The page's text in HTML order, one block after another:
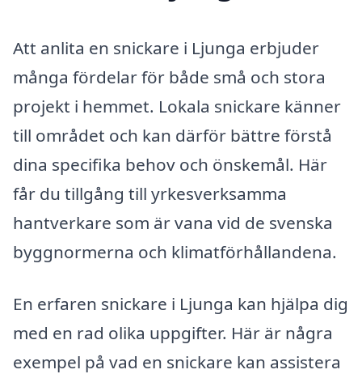
Att anlita en snickare i Ljunga erbjuder
många fördelar för både små och stora
projekt i hemmet. Lokala snickare känner
till området och kan därför bättre förstå
dina specifika behov och önskemål. Här
får du tillgång till yrkesverksamma
hantverkare som är vana vid de svenska
byggnormerna och klimatförhållandena.
En erfaren snickare i Ljunga kan hjälpa dig
med en rad olika uppgifter. Här är några
exempel på vad en snickare kan assistera